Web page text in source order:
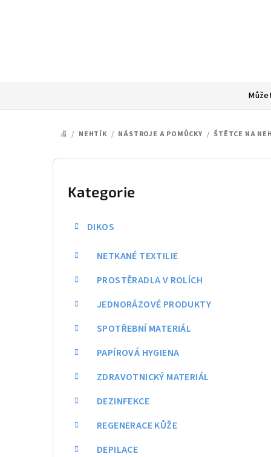
DOMŮ
/ NEHTÍK / NÁSTROJE A POMŮCKY / ŠTĚTCE NA
P
Přeskočit
kategorie
Kategorie
DIKOS
NETKANÉ TEXTILIE
PROSTĚRADLA V ROLÍCH
JEDNORÁZOVÉ PRODUKTY
SPOTŘEBNÍ MATERIÁL
PAPÍROVÁ HYGIENA
ZDRAVOTNICKÝ MATERIÁL
DEZINFEKCE
REGENERACE KŮŽE
DEPILACE